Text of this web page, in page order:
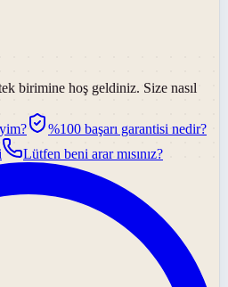
birimine hoş geldiniz. Size nasıl
%100 başarı garantisi nedir?
Lütfen beni arar mısınız?